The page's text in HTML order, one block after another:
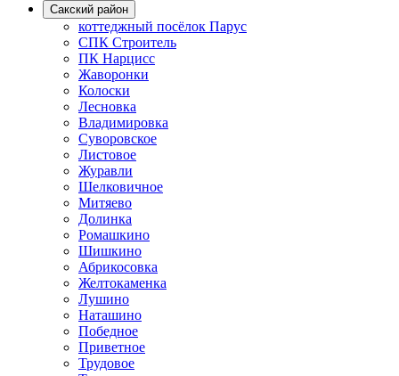
Сакский район
коттеджный посёлок Парус
СПК Строитель
ПК Нарцисс
Жаворонки
Колоски
Лесновка
Владимировка
Суворовское
Листовое
Журавли
Шелковичное
Митяево
Долинка
Ромашкино
Шишкино
Абрикосовка
Желтокаменка
Лушино
Наташино
Победное
Приветное
Трудовое